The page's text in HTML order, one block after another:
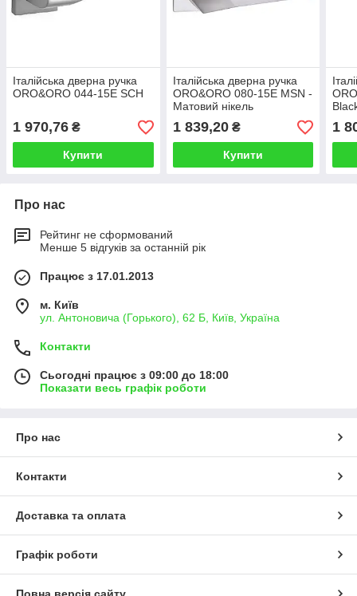
Італійська дверна ручка
ORO&ORO 044-15E SCH
1 970,76 ₴
Купити
Італійська дверна ручка
ORO&ORO 080-15E MSN -
Матовий нікель
1 839,20₴
Купити
1
Про нас
Рейтинг не сформований
Менше 5 відгуків за останній рік
Працює з 17.01.2013
м. Київ
ул. Антоновича (Горького), 62 Б, Київ, Україна
Контакти
Сьогодні працює з 09:00 до 18:00
Показати весь графік роботи
Про нас
Контакти
Доставка та оплата
Графік роботи